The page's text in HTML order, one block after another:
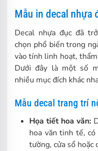
Mẫu in decal nhựa
Decal nhựa đục đã
chọn phổ biến trong
vào tính linh hoạt,
Dưới đây là một số
nhiều mục đích khác
Mẫu decal trang trí
Họa tiết hoa văn:
hoa văn tinh tế,
tường, cửa sổ hoặc